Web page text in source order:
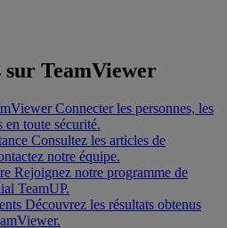
TeamViewer
Connecter les personnes, les
en toute sécurité.
Consultez les articles de
notre équipe.
Rejoignez notre programme de
TeamUP.
Découvrez les résultats obtenus